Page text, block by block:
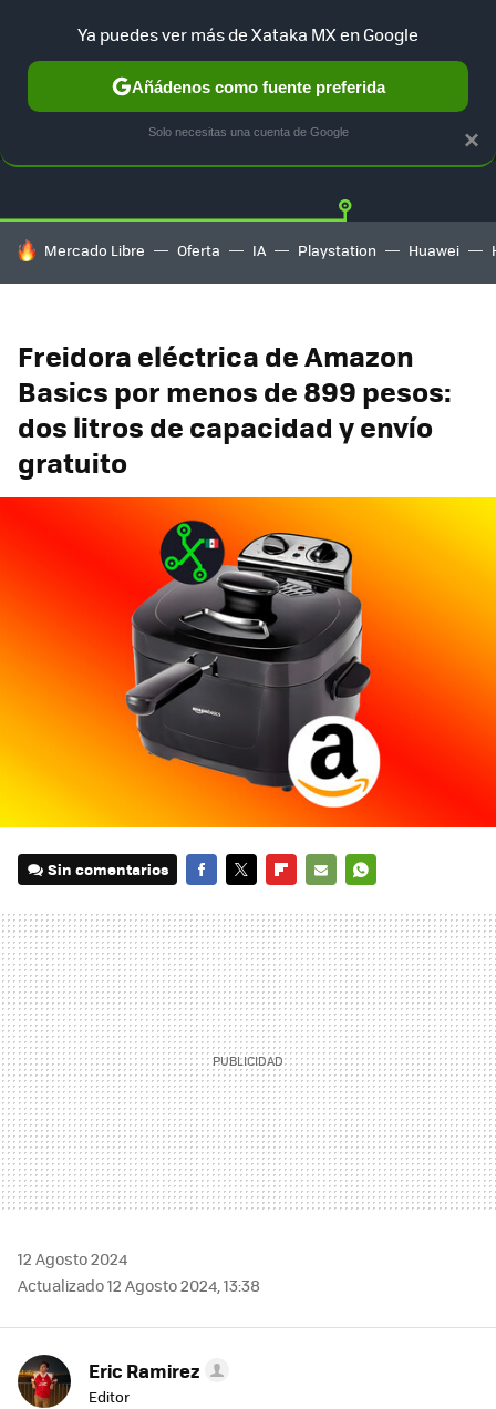
GUÍA DE COMPRAS MERCADO LIBRE
HOY SE HABLA DE
Mercado Libre Oferta IA Playstation Huawei
Freidora eléctrica de Amazon
Basics por menos de 899 pesos:
dos litros de capacidad y envío
gratuito
Sin comentarios
MAIL
12 Agosto 2024
Actualizado 12 Agosto 2024, 13:38
Eric Ramirez
Editor
×
Ya puedes ver más de Xataka MX en Google
Añádenos como fuente preferida
Solo necesitas una cuenta de Google